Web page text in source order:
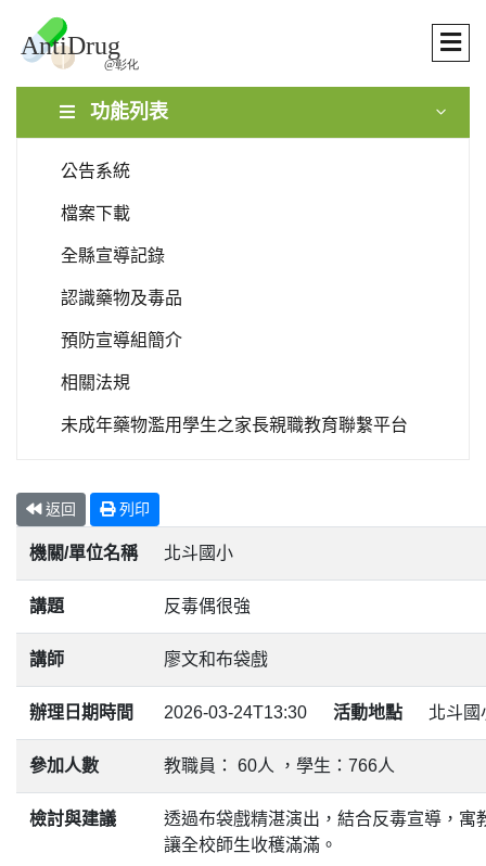
功能列表
公告系統
檔案下載
全縣宣導記錄
認識藥物及毒品
預防宣導組簡介
相關法規
未成年藥物濫用學生之家長親職教育聯繫平台
返回 列印
機關/單位名稱 北斗國小
講題 反毒偶很強
講師 廖文和布袋戲
辦理日期時間 2026-03-24T13:30 活動地點 北斗國
參加人數 教職員： 60人 ，學生：766人
檢討與建議
透過布袋戲精湛演出，結合反毒宣導，寓
讓全校師生收穫滿滿。